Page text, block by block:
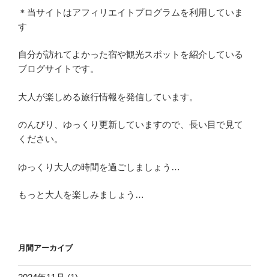
＊当サイトはアフィリエイトプログラムを利用していま
す
自分が訪れてよかった宿や観光スポットを紹介している
ブログサイトです。
大人が楽しめる旅行情報を発信しています。
のんびり、ゆっくり更新していますので、長い目で見て
ください。
ゆっくり大人の時間を過ごしましょう…
もっと大人を楽しみましょう…
月間アーカイブ